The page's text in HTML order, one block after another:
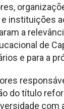
instituições
a
de
e para a
do título
com